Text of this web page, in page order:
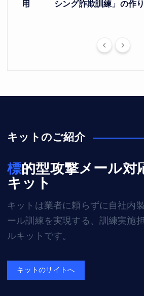
の応用
シング詐欺訓練」の作
キットのご紹介
標的型攻撃メール対応訓練実施
キット
キットは業者に頼らずに自社内
ール訓練を実現する、訓練実施
ルキットです。
キットのサイトへ